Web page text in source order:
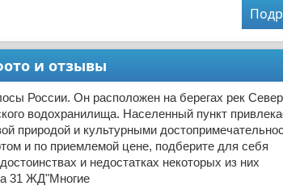
и отзывы
России. Он расположен на берегах рек
водохранилища. Населенный пункт
природой и культурными
и по приемлемой цене, подберите для себя
и недостатках некоторых из них
31 ЖД"Многие